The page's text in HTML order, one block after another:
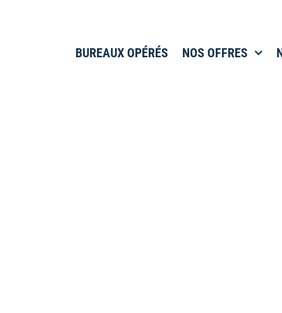
BUREAUX OPÉRÉS NOS OFFRES